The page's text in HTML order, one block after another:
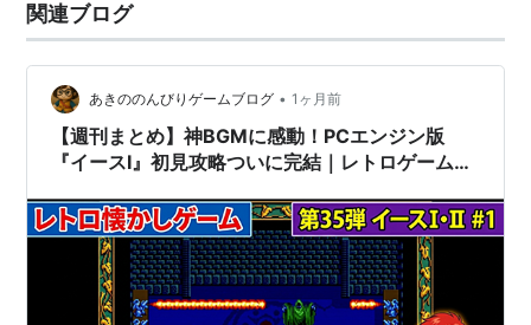
リスト::自動車
イース
TVアニメ「
小松由佳
黒いカチューシャと銀髪が特徴で、ラビリンスの幹部だ
ったが生命を断たれ、アカルンの力によってキュアパッ
へと転生した。
関連ブログ
あきののんびりゲームブログ • 1ヶ月前
【週刊まとめ】神BGMに感動！PCエンジン版
『イースⅠ』初見攻略ついに完結｜レトロゲーム攻